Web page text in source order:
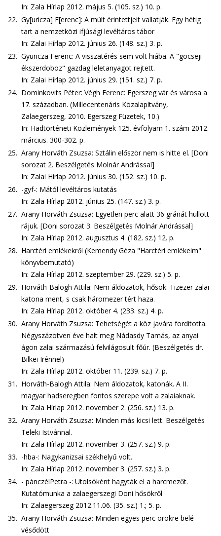
In: Zala Hírlap 2012. május 5. (105. sz.) 10. p.
22. Gy[uricza] F[erenc]: A múlt érintettjeit vallatják. Egy hétig
tart a nemzetközi ifjúsági levéltáros tábor
In: Zalai Hírlap 2012. június 26. (148. sz.) 3. p.
23. Gyuricza Ferenc: A visszatérés sem volt hiába. A "göcseji
ékszerdoboz" gazdag leletanyagot rejtett.
In: Zalai Hírlap 2012. június 29. (151. sz.) 7. p.
24. Dominkovits Péter: Végh Ferenc: Egerszeg vár és városa a
17. században. (Millecentenáris Közalapítvány,
Zalaegerszeg, 2010. Egerszeg Füzetek, 10.)
In: Hadtörténeti Közlemények 125. évfolyam 1. szám 2012.
március. 300-302. p.
25. Arany Horváth Zsuzsa: Sztálin először nem is hitte el. [Doni
sorozat 2. Beszélgetés Molnár Andrással]
In: Zalai Hírlap 2012. június 30. (152. sz.) 10. p.
26. -gyf-: Mától levéltáros kutatás
In: Zala Hírlap 2012. június 25. (147. sz.) 3. p.
27. Arany Horváth Zsuzsa: Egyetlen perc alatt 36 gránát hullott
rájuk. [Doni sorozat 3. Beszélgetés Molnár Andrással]
In: Zala Hírlap 2012. augusztus 4. (182. sz.) 12. p.
28. Harctéri emlékekről (Kemendy Géza "Harctéri emlékeim"
könyvbemutató)
In: Zala Hírlap 2012. szeptember 29. (229. sz.) 5. p.
29. Horváth-Balogh Attila: Nem áldozatok, hősök. Tizezer zalai
katona ment, s csak háromezer tért haza.
In: Zala Hírlap 2012. október 4. (233. sz.) 4. p.
30. Arany Horváth Zsuzsa: Tehetségét a köz javára fordította.
Négyszázötven éve halt meg Nádasdy Tamás, az anyai
ágon zalai származású felvilágosult főúr. (Beszélgetés dr.
Bilkei Irénnel)
In: Zala Hírlap 2012. október 11. (239. sz.) 7. p.
31. Horváth-Balogh Attila: Nem áldozatok, katonák. A II.
magyar hadseregben fontos szerepe volt a zalaiaknak.
In: Zala Hírlap 2012. november 2. (256. sz.) 13. p.
32. Arany Horváth Zsuzsa: Minden más kicsi lett. Beszélgetés
Teleki Istvánnal.
In: Zala Hírlap 2012. november 3. (257. sz.) 9. p.
33. -hba-: Nagykanizsai székhelyű volt.
In: Zala Hírlap 2012. november 3. (257. sz.) 3. p.
34. - pánczélPetra -: Utolsóként hagyták el a harcmezőt.
Kutatómunka a zalaegerszegi Doni hősökről
In: Zalaegerszeg 2012.11.06. (35. sz.) 1.; 5. p.
35. Arany Horváth Zsuzsa: Minden egyes perc örökre belé
vésődött